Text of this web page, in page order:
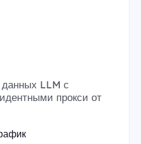
LLM с
прокси от